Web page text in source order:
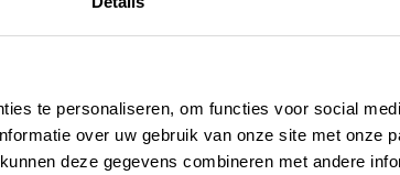
te personaliseren, om functies voor social
over uw gebruik van onze site met onze
deze gegevens combineren met andere